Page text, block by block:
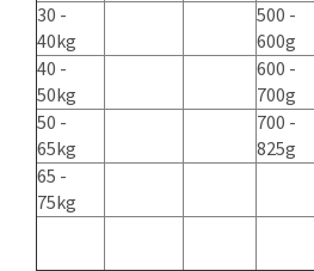
30 -
40kg
500 -
600g
40 -
50kg
600 -
700g
50 -
65kg
700 -
825g
65 -
75kg